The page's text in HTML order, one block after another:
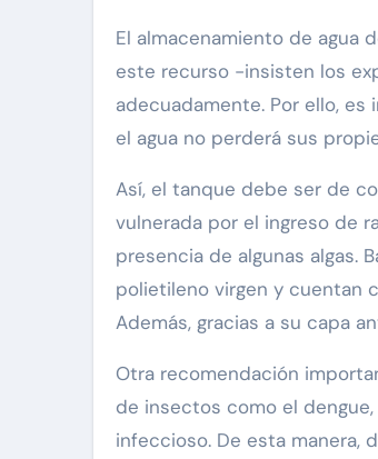
El almacenamiento de agua
este recurso -insisten los
adecuadamente. Por ello,
el agua no perderá sus
Así, el tanque debe ser de
vulnerada por el ingreso de
presencia de algunas algas.
polietileno virgen y cuentan
Además, gracias a su capa
Otra recomendación
de insectos como el
infeccioso. De esta manera,